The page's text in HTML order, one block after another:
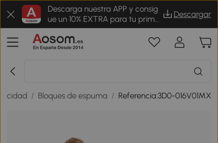
Descarga nuestra APP y consig
ue un 10% EXTRA para tu prime
r pedido
Descargar
/ Bloques de espuma / Referencia:3D0-016V01MX